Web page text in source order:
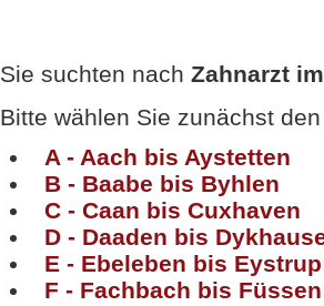
Sie suchten nach Zahnarzt
Bitte wählen Sie zunächst
A - Aach bis Aystetten
B - Baabe bis Byhlen
C - Caan bis Cuxhaven
D - Daaden bis
E - Ebeleben bis Eystrup
F - Fachbach bis Füssen